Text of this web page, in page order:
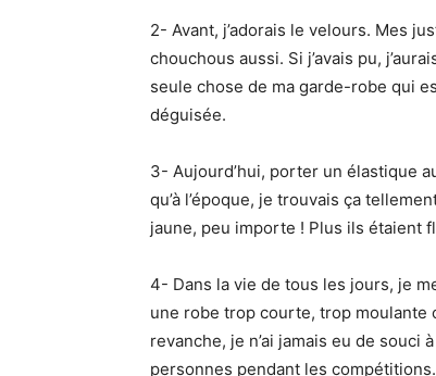
2- Avant, j’adorais le velours. Mes
chouchous aussi. Si j’avais pu,
seule chose de ma garde-robe qui
déguisée.
3- Aujourd’hui, porter un élastique
qu’à l’époque, je trouvais ça
jaune, peu importe ! Plus ils étaient
4- Dans la vie de tous les jours, je
une robe trop courte, trop moulante
revanche, je n’ai jamais eu de
personnes pendant les compétitions.